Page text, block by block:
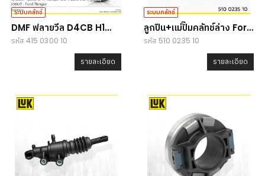
ระบบคลัทช์
DMF ฟลายวีล D4CB H1
(TQ) 5MT ปี08 (คลัทช์ 11")
รหัส 415 0300 10
รายละเอียด
ระบบคลัทช์
ลูกปืน+แม่ปั๊มคลัทช์ล่าง Ford
Ranger 2.2/3.2 (T6) /
Mazda BT50Pro
รหัส 510 0235 10
รายละเอียด